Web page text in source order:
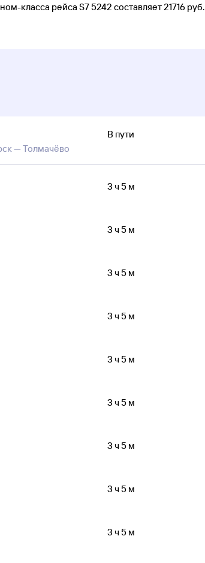
класса рейса S7 5242 составляет 21716 руб.
— Толмачёво
В пути
3 ч 5 м
3 ч 5 м
3 ч 5 м
3 ч 5 м
3 ч 5 м
3 ч 5 м
3 ч 5 м
3 ч 5 м
3 ч 5 м